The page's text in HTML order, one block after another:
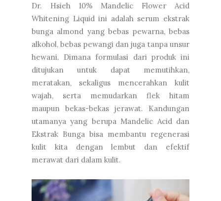
Dr. Hsieh 10% Mandelic Flower Acid
Whitening Liquid ini adalah serum ekstrak
bunga almond yang bebas pewarna, bebas
alkohol, bebas pewangi dan juga tanpa unsur
hewani. Dimana formulasi dari produk ini
ditujukan untuk dapat memutihkan,
meratakan, sekaligus mencerahkan kulit
wajah, serta memudarkan flek hitam
maupun bekas-bekas jerawat. Kandungan
utamanya yang berupa Mandelic Acid dan
Ekstrak Bunga bisa membantu regenerasi
kulit kita dengan lembut dan efektif
merawat dari dalam kulit.